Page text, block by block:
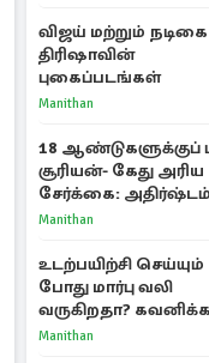
விஜய் மற்றும் நடிகை
திரிஷாவின்
புகைப்படங்கள்
Manithan
18 ஆண்டுகளுக்குப்
சூரியன்- கேது அரிய
சேர்க்கை: அதிர்ஷ்டம்
பெறும் 3 ராசிகள்!
Manithan
உடற்பயிற்சி செய்யும்
போது மார்பு வலி
வருகிறதா? கவனிக்க
வேண்டிய எச்சரிக்கை
Manithan